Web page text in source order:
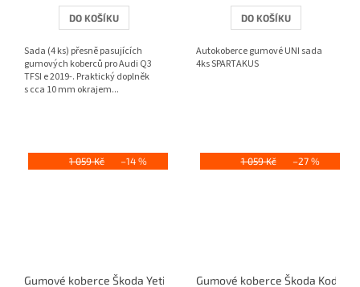
DO KOŠÍKU
Sada (4 ks) přesně pasujících
gumových koberců pro Audi Q3
TFSI e 2019-. Praktický doplněk
s cca 10 mm okrajem...
DO KOŠÍKU
Autokoberce gumové UNI sada
4ks SPARTAKUS
1 059 Kč –14 %
Gumové koberce Škoda Yeti (2009) (5L7)
1 059 Kč –27 %
Gumové koberce Škoda Kodiaq